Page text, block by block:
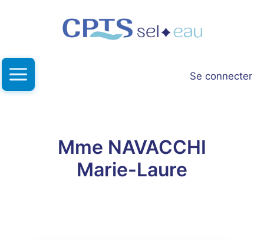
Se connecter
Mme NAVACCHI
Marie-Laure